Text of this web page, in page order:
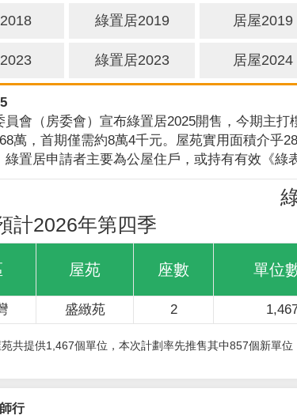
綠置居2019 居屋2019
綠置居2023 居屋2024
員會（房委會）宣布綠置居2025開售，今期主
萬，首期僅需約8萬4千元。屋苑實用面積介乎
綠置居申請者主要為公屋住戶，或持有有效《綠
計2026年第四季
屋苑 座數 單位
盛緻苑 2
共提供1,467個單位，本次計劃率先推售其中857個新單
行